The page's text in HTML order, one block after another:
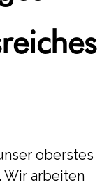
oberstes
arbeiten